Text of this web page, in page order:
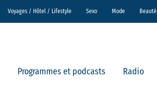
Voyages / Hôtel / Lifestyle Sexo Mode Beauté
Programmes et podcasts Radio